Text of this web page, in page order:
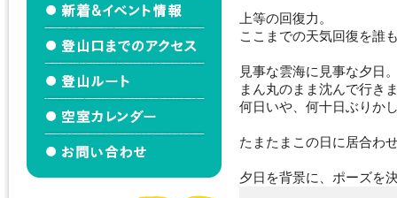
上等の回復力。
ここまでの天気回復を誰
見事な雲海に見事な夕日
まん丸のまま沈んで行き
何日いや、何十日ぶりか
たまたまこの日に居合わ
夕日を背景に、ポーズを